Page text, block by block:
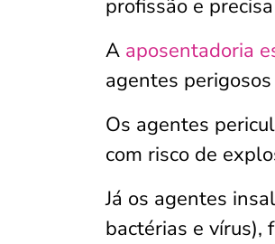
profissão e
A aposentadoria
agentes
Os agentes
com risco de
Já os agentes
bactérias e vírus),